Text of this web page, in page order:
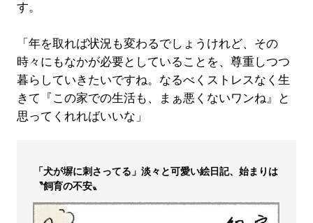
す。
「年を取れば状況も変わるでしょうけれど、その
時々にもなかが必要としていることを、尊重しつつ
暮らしていきたいですね。なるべくストレスなく生
きて『この家での生活も、まぁ悪くないワンね』と
思ってくれればいいな」
「犬が塀に刺さってる」淡々と可愛い絵日記、始まりは
〝飼育の不安〟